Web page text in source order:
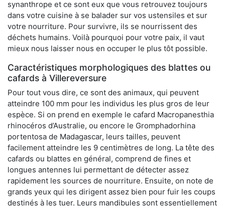
synanthrope et ce sont eux que vous retrouvez toujours
dans votre cuisine à se balader sur vos ustensiles et sur
votre nourriture. Pour survivre, ils se nourrissent des
déchets humains. Voilà pourquoi pour votre paix, il vaut
mieux nous laisser nous en occuper le plus tôt possible.
Caractéristiques morphologiques des blattes ou
cafards à Villereversure
Pour tout vous dire, ce sont des animaux, qui peuvent
atteindre 100 mm pour les individus les plus gros de leur
espèce. Si on prend en exemple le cafard Macropanesthia
rhinocéros d’Australie, ou encore le Gromphadorhina
portentosa de Madagascar, leurs tailles, peuvent
facilement atteindre les 9 centimètres de long. La tête des
cafards ou blattes en général, comprend de fines et
longues antennes lui permettant de détecter assez
rapidement les sources de nourriture. Ensuite, on note de
grands yeux qui les dirigent assez bien pour fuir les coups
destinés à les tuer. Leurs mandibules sont essentiellement